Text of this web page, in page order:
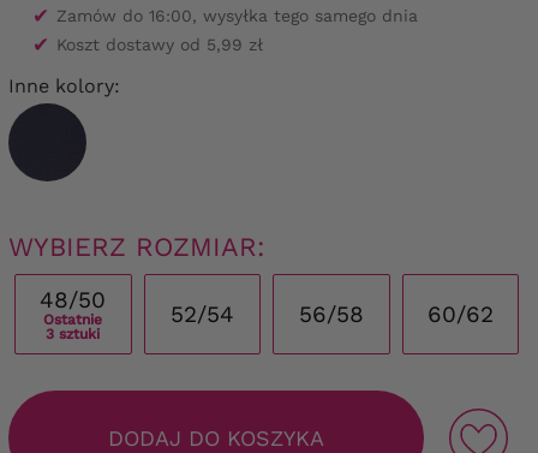
✔ Zamów do 16:00, wysyłka tego samego dnia
✔ Koszt dostawy od 5,99 zł
Inne kolory:
WYBIERZ ROZMIAR:
48/50
Ostatnie
3 sztuki
52/54 56/58 60/62
DODAJ DO KOSZYKA